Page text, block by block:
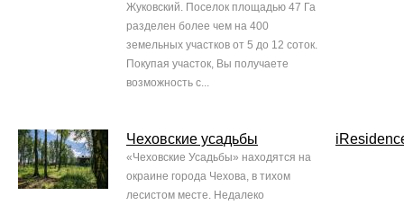
Жуковский. Поселок площадью 47 Га
разделен более чем на 400
земельных участков от 5 до 12 соток.
Покупая участок, Вы получаете
возможность с...
Чеховские усадьбы
«Чеховские Усадьбы» находятся на
окраине города Чехова, в тихом
лесистом месте. Недалеко